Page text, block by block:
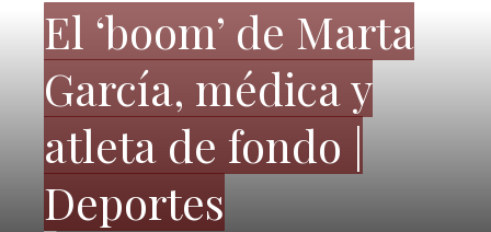
El ‘boom’ de Marta
García, médica y
atleta de fondo |
Deportes